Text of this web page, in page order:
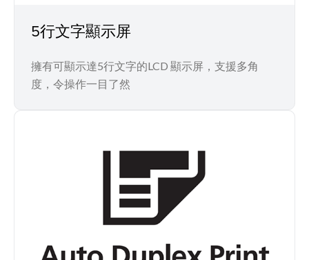
5行文字顯示屏
擁有可顯示達5行文字的LCD 顯示屏，支援多角
度，令操作一目了然